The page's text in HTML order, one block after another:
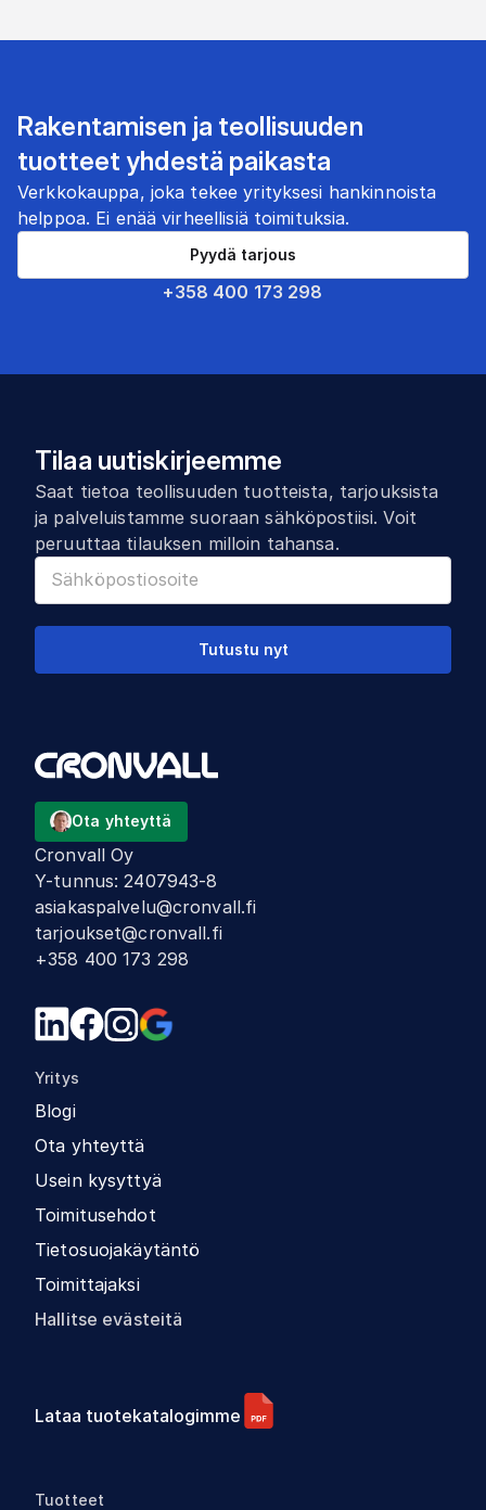
Rakentamisen ja teollisuuden
tuotteet yhdestä paikasta
Verkkokauppa, joka tekee yrityksesi hankinnoista
helppoa. Ei enää virheellisiä toimituksia.
+358 400 173 298
Pyydä tarjous
Tilaa uutiskirjeemme
Saat tietoa teollisuuden tuotteista, tarjouksista
ja palveluistamme suoraan sähköpostiisi. Voit
peruuttaa tilauksen milloin tahansa.
Tutustu nyt
Ota yhteyttä
Cronvall Oy
Y-tunnus:2407943-8
asiakaspalvelu@cronvall.fi
tarjoukset@cronvall.fi
+358 400 173 298
Yritys
Blogi
Ota yhteyttä
Usein kysyttyä
Toimitusehdot
Tietosuojakäytäntö
Toimittajaksi
Hallitse evästeitä
Lataa tuotekatalogimme
Tuotteet